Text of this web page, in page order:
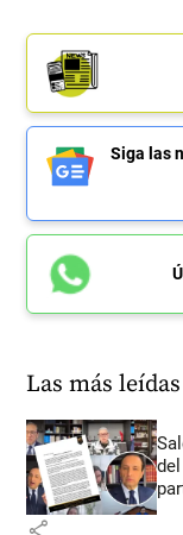
Siga las
Las más leídas